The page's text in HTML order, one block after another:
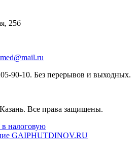
25б
90-10. Без перерывов и выходных.
Все права защищены.
налоговую
GAIPHUTDINOV.RU